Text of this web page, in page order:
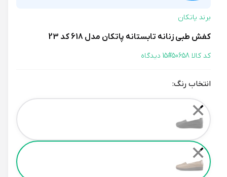
برند پاتکان
کفش طبی زنانه تابستانه پاتکان مدل 618 کد 23
کد کالا 50658# 15 دیدگاه
انتخاب رنگ:
Color
✕
✕